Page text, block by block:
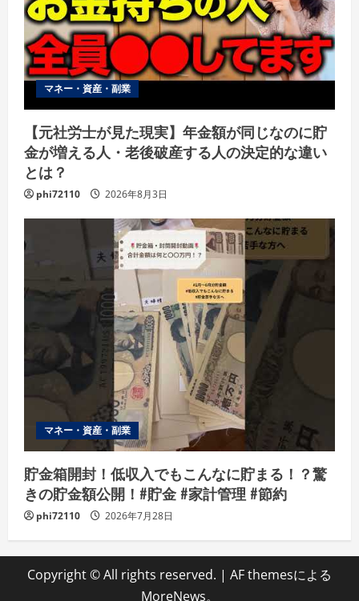
マネー・資産・副業
【元社労士が見た現実】年金額が同じなのに貯
金が増える人・老後破産する人の決定的な違い
とは？
phi72110 2026年8月3日
マネー・資産・副業
貯金箱開封！低収入でもこんなに貯まる！？驚
きの貯金額公開！#貯金 #家計管理 #節約
phi72110 2026年7月28日
Copyright © All rights reserved. | AF themesによる
MoreNews。